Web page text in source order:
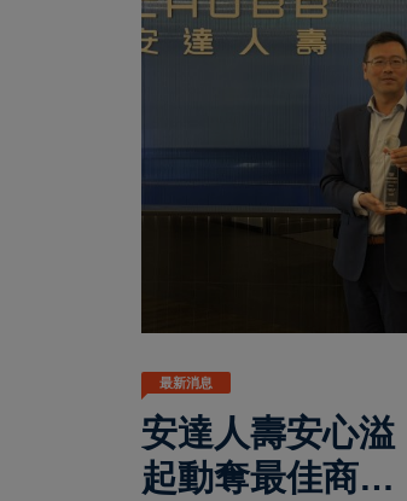
最新消息
安達人壽安心溢
起動奪最佳商品